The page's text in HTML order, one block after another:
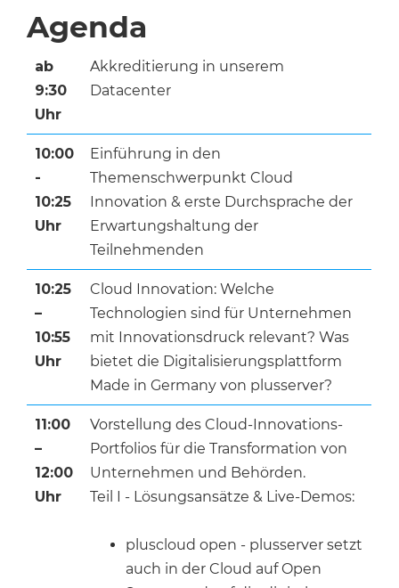
Agenda
ab
9:30
Uhr
Akkreditierung in unserem
Datacenter
10:00
-
10:25
Uhr
Einführung in den
Themenschwerpunkt Cloud
Innovation & erste Durchsprache der
Erwartungshaltung der
Teilnehmenden
10:25
–
10:55
Uhr
Cloud Innovation: Welche
Technologien sind für Unternehmen
mit Innovationsdruck relevant? Was
bietet die Digitalisierungsplattform
Made in Germany von plusserver?
11:00
–
12:00
Uhr
Vorstellung des Cloud-Innovations-
Portfolios für die Transformation von
Unternehmen und Behörden.
Teil I - Lösungsansätze & Live-Demos:
pluscloud open - plusserver setzt
auch in der Cloud auf Open